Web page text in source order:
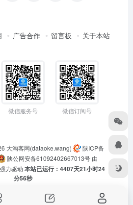
广告合作 留言板 关于本站
微信服务号 微信订阅号
大淘客网(dataoke.wang)
陕ICP备
陕公网安备61092402667013号由
强力驱动 本站已运行：4407天21小时24
分56秒